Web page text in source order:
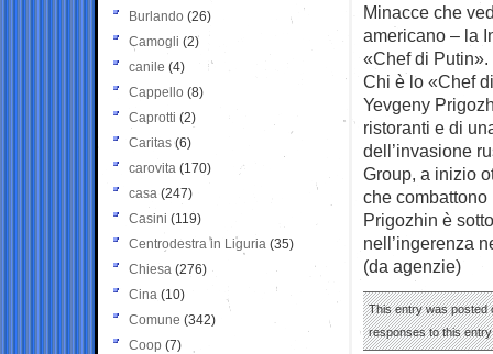
Minacce che
americano – la
«Chef di Putin».
Chi è lo «Chef
Yevgeny
ristoranti e di
dell’invasione
Group, a inizio
che
Prigozhin è
nell’ingerenza
(da agenzie)
This entry was posted
responses to this
Burlando (26)
Camogli (2)
canile (4)
Cappello (8)
Caprotti (2)
Caritas (6)
carovita (170)
casa (247)
Casini (119)
Centrodestra in Liguria (35)
Chiesa (276)
Cina (10)
Comune (342)
Coop (7)